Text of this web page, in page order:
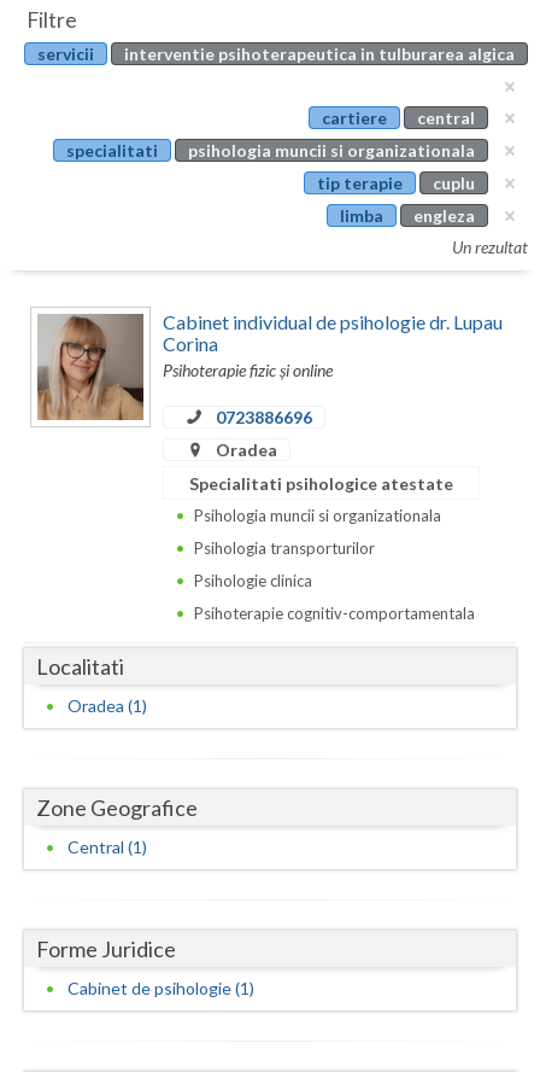
Botosani
Calarasi
Caras-Severin
Cluj
Constanta
Giurgiu
Gorj
Hunedoara
Ialomita
Ilfov
Maramures
Articole
Evenimente
Membri
Filtre
servicii interventie psihoterapeutica in tulburarea algica
cartiere
central
specialitati
psihologia muncii si organizationala
tip terapie
cuplu
limba
engleza
Un rezultat
Cabinet individual de psihologie dr. Lupau
Corina
Psihoterapie fizic și online
0723886696
Oradea
Specialitati psihologice atestate
Psihologia muncii si organizationala
Psihologia transporturilor
Psihologie clinica
Psihoterapie cognitiv-comportamentala
Localitati
Oradea (1)
Zone Geografice
Central (1)
Forme Juridice
Cabinet de psihologie (1)